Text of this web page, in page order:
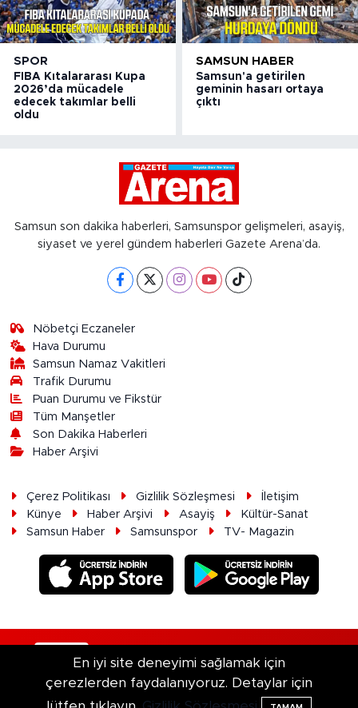
SPOR
FIBA Kıtalararası Kupa
2026’da mücadele
edecek takımlar belli
oldu
SAMSUN HABER
Samsun'a getirilen
geminin hasarı ortaya
çıktı
Samsun son dakika haberleri, Samsunspor gelişmeleri, asayiş,
siyaset ve yerel gündem haberleri Gazete Arena’da.
Nöbetçi Eczaneler
Hava Durumu
Samsun Namaz Vakitleri
Trafik Durumu
Puan Durumu ve Fikstür
Tüm Manşetler
Son Dakika Haberleri
Haber Arşivi
Çerez Politikası Gizlilik Sözleşmesi
İletişim
Künye
Haber Arşivi Asayiş
Kültür-Sanat
Samsun Haber
Samsunspor TV- Magazin
Haber Yazılımı:TE Bilişim
En iyi site deneyimi sağlamak için
çerezlerden faydalanıyoruz. Detaylar için